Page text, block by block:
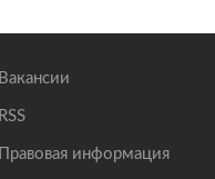
Вакансии
RSS
Правовая информация